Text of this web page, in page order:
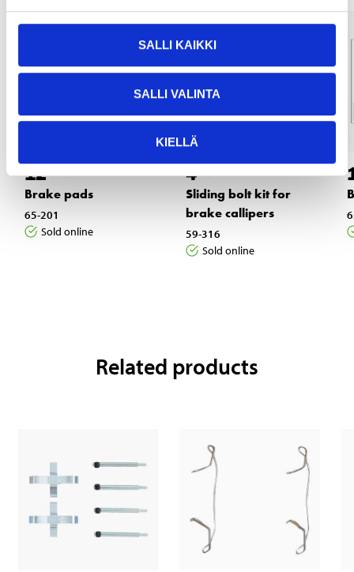
SALLI KAIKKI
SALLI VALINTA
KIELLÄ
12
Brake pads
65-201
Sold online
4
Sliding bolt kit for
brake callipers
59-316
Sold online
Related products